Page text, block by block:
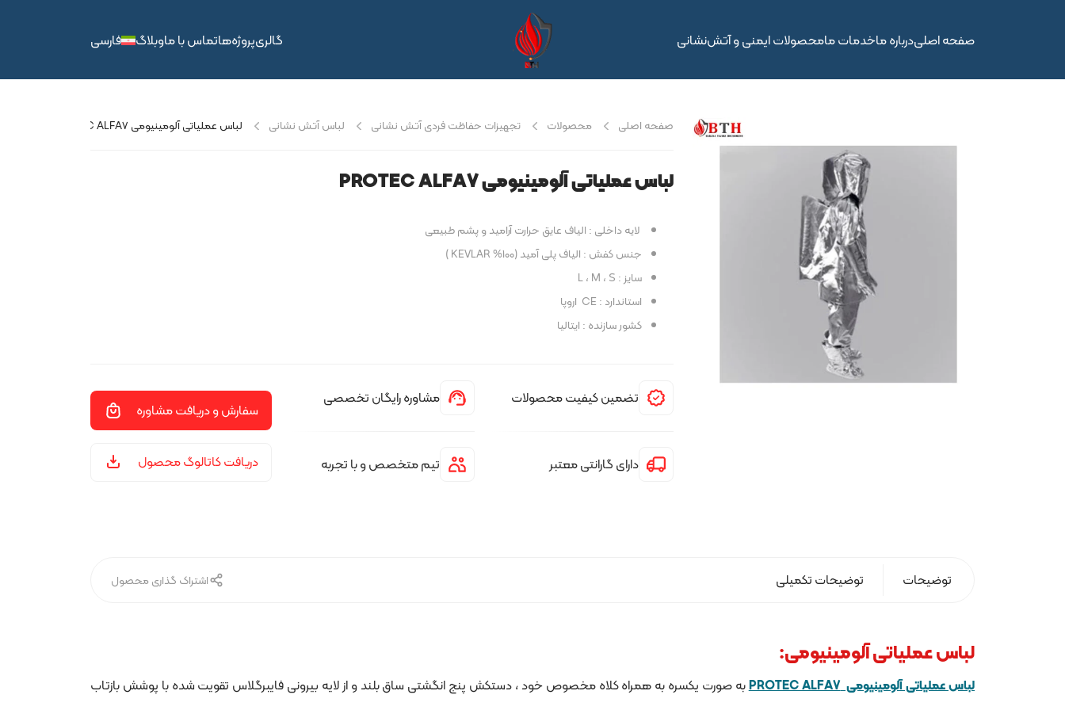
صفحه اصلیدرباره ماخدمات مامحصولات ایمنی و آتش‌نشانی گالریپروژه‌هاتماس با ماوبلاگ فارسی
صفحه اصلی محصولات تجهیزات حفاظت فردی آتش نشانی لباس آتش نشانی لباس عملیاتی آلومینیومی PROTEC ALFA7
لباس عملیاتی آلومینیومی PROTEC ALFA7
لایه داخلی : الیاف عایق حرارت آرامید و پشم طبیعی
جنس کفش : الیاف پلی آمید (۱۰۰% KEVLAR )
سایز : L ، M ، S
استاندارد : CE اروپا
کشور سازنده : ایتالیا
تضمین کیفیت محصولات مشاوره رایگان تخصصی
دارای گارانتی معتبر تیم متخصص و با تجربه
سفارش و دریافت مشاوره
دریافت کاتالوگ محصول
توضیحات توضیحات تکمیلی اشتراک گذاری محصول
لباس عملیاتی آلومینیومی:
لباس عملیاتی آلومینیومی PROTEC ALFA7
به صورت یکسره به همراه کلاه مخصوص خود ، دستکش پنج انگشتی ساق بلند و از لایه بیرونی فایبرگلاس تقویت شده با پوشش بازتاب